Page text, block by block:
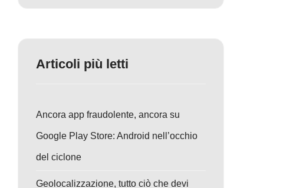
Articoli più letti
Ancora app fraudolente, ancora su
Google Play Store: Android nell’occhio
del ciclone
Geolocalizzazione, tutto ciò che devi